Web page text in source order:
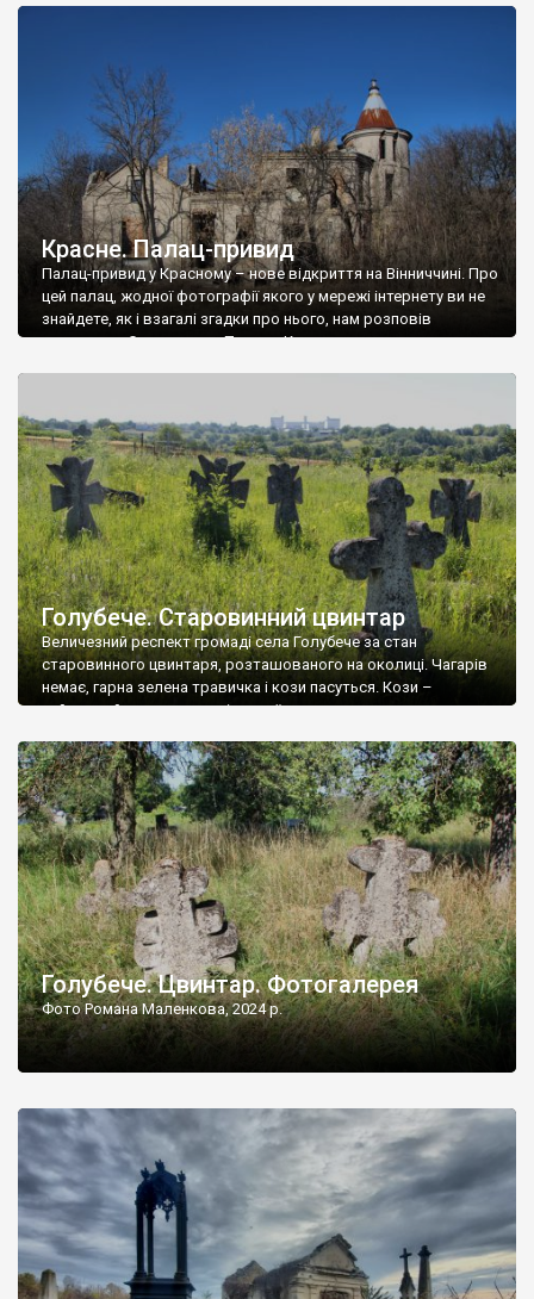
Красне. Палац-привид
Палац-привид у Красному – нове відкриття на Вінниччині. Про
цей палац, жодної фотографії якого у мережі інтернету ви не
знайдете, як і взагалі згадки про нього, нам розповів
мешканець Самгородка. Палац у Красному вразив не лише
Голубече. Старовинний цвинтар
Величезний респект громаді села Голубече за стан
старовинного цвинтаря, розташованого на околиці. Чагарів
немає, гарна зелена травичка і кози пасуться. Кози –
найкращий регулятор шкідливої, для старих кладовищ,
бруньками, кози ті бруньки обгризають, бо то улюблений
делікатес. На цвинтарі у Голубечому ціла колекція
різноманітних форм хрестів. Село відносно невелике, […]
Голубече. Цвинтар. Фотогалерея
Фото Романа Маленкова, 2024 р.